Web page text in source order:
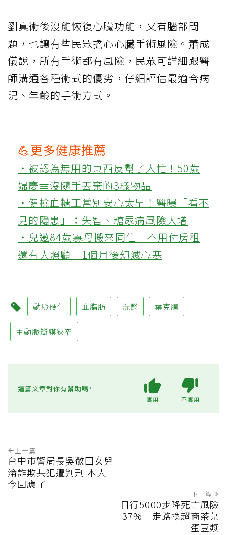
劉真術後沒能恢復心臟功能，又有腦部問
題，也讓有些民眾擔心心臟手術風險。蕭成
儀說，所有手術都有風險，民眾可詳細跟醫
師溝通各種術式的優劣，仔細評估最適合病
況、年齡的手術方式。
💪更多健康推薦
‧被認為無用的東西反幫了大忙！50歲
婦慶幸沒隨手丟棄的3樣物品
‧健檢血糖正常別安心太早！醫曝「看不
見的隱患」：失智、糖尿病風險大增
‧兒邀84歲寡母搬來同住「不用付房租
還有人照顧」1個月後幻滅心寒
動脈硬化 血脂肪 洗腎 葉克膜
主動脈瓣膜狹窄
這篇文章對你有幫助嗎?
實用 不實用
上一篇
台中市警局長吳敬田女兒
淪詐欺共犯遭判刑 本人
今回應了
下一篇
日行5000步降死亡風險
37% 走路換超商茶葉
蛋豆漿